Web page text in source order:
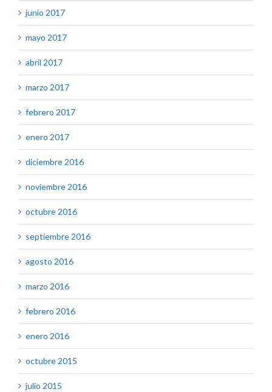
junio 2017
mayo 2017
abril 2017
marzo 2017
febrero 2017
enero 2017
diciembre 2016
noviembre 2016
octubre 2016
septiembre 2016
agosto 2016
marzo 2016
febrero 2016
enero 2016
octubre 2015
julio 2015